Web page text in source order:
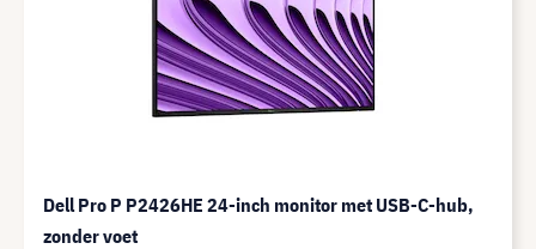
Dell Pro P P2426HE 24-inch monitor met USB-C-hub,
zonder voet